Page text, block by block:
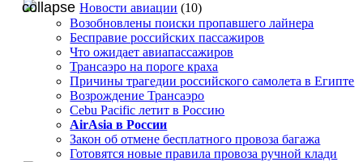
Новости авиации (10)
Возобновлены поиски пропавшего лайнера
Бесправие российских пассажиров
Что ожидает авиапассажиров
Трансаэро на пороге краха
Причины трагедии российского самолета в Египте
Возрождение Трансаэро
Cebu Pacific летит в Россию
AirAsia в России
Закон об отмене бесплатного провоза багажа
Готовятся новые правила провоза ручной клади